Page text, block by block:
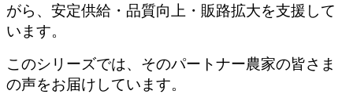
がら、安定供給・品質向上・販路拡大を支援して
います。
このシリーズでは、そのパートナー農家の皆さま
の声をお届けしています。